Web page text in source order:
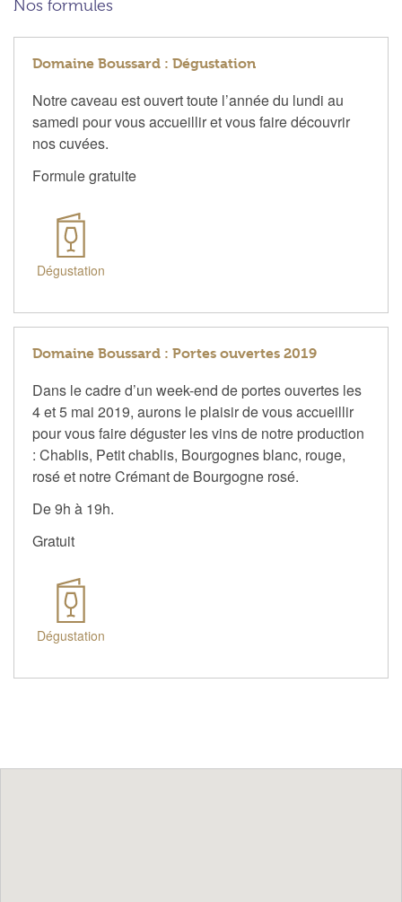
Nos formules
Domaine Boussard : Dégustation
Notre caveau est ouvert toute l’année du lundi au
samedi pour vous accueillir et vous faire découvrir
nos cuvées.
Formule gratuite
Dégustation
Domaine Boussard : Portes ouvertes 2019
Dans le cadre d’un week-end de portes ouvertes les
4 et 5 mai 2019, aurons le plaisir de vous accueillir
pour vous faire déguster les vins de notre production
: Chablis, Petit chablis, Bourgognes blanc, rouge,
rosé et notre Crémant de Bourgogne rosé.
De 9h à 19h.
Gratuit
Dégustation